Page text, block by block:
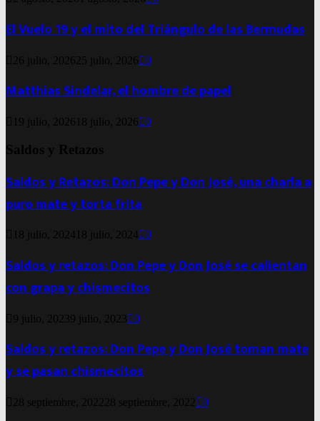
El Vuelo 19 y el mito del Triángulo de las Bermudas
26 julio, 2026 25 julio, 2026 0
Matthias Sindelar, el hombre de papel
19 julio, 2026 18 julio, 2026 0
Saldos y Retazos
Saldos y Retazos: Don Pepe y Don José, una charla a
puro mate y torta frita
18 julio, 2024 18 julio, 2024 0
Saldos y retazos: Don Pepe y Don José se calientan
con grapa y chismecitos
9 julio, 20239 julio, 2023 0
Saldos y retazos: Don Pepe y Don José toman mate
y se pasan chismecitos
28 septiembre, 2022 28 septiembre, 2022 0